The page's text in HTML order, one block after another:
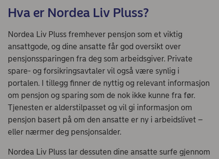
Hva er Nordea Liv Pluss?
Nordea Liv Pluss fremhever pensjon som et viktig
ansattgode, og dine ansatte får god oversikt over
pensjonssparingen fra deg som arbeidsgiver. Private
spare- og forsikringsavtaler vil også være synlig i
portalen. I tillegg finner de nyttig og relevant informasjon
om pensjon og sparing som de nok ikke kunne fra før.
Tjenesten er alderstilpasset og vil gi informasjon om
pensjon basert på om den ansatte er ny i arbeidslivet –
eller nærmer deg pensjonsalder.
Nordea Liv Pluss lar dessuten dine ansatte surfe gjennom